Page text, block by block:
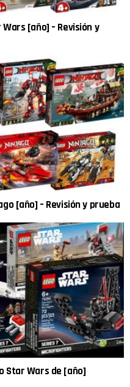
Wars [año] – Revisión y
[año] – Revisión y prueba
Star Wars de [año]